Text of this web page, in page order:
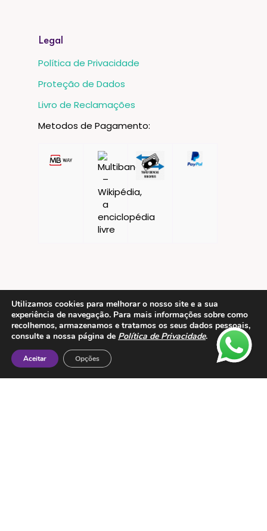
Legal
Política de Privacidade
Proteção de Dados
Livro de Reclamações
Metodos de Pagamento:
Contactos
ESMTC – Escola de Medicina Tradicional
Chinesa
Utilizamos cookies para melhorar o nosso site e a sua
experiência de navegação. Para mais informações sobre como
recolhemos, armazenamos e tratamos os seus dados pessoais,
consulte a nossa página de Política de Privacidade.
Aceitar Opções